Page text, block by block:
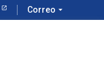
Correo arrow_drop_down